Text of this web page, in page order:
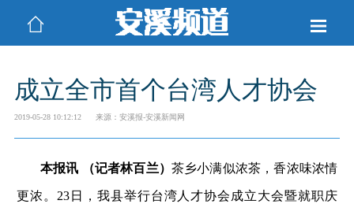
成立全市首个台湾人才协会
2019-05-28 10:12:12 来源：安溪报-安溪新闻网
本报讯 （记者林百兰） 茶乡小满似浓茶，香浓味浓情
更浓。23日，我县举行台湾人才协会成立大会暨就职庆